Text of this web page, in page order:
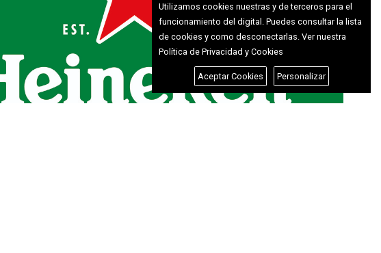
Utilizamos cookies nuestras y de terceros para el
funcionamiento del digital. Puedes consultar la lista
de cookies y como desconectarlas. Ver nuestra
Política de Privacidad y Cookies
Aceptar Cookies Personalizar